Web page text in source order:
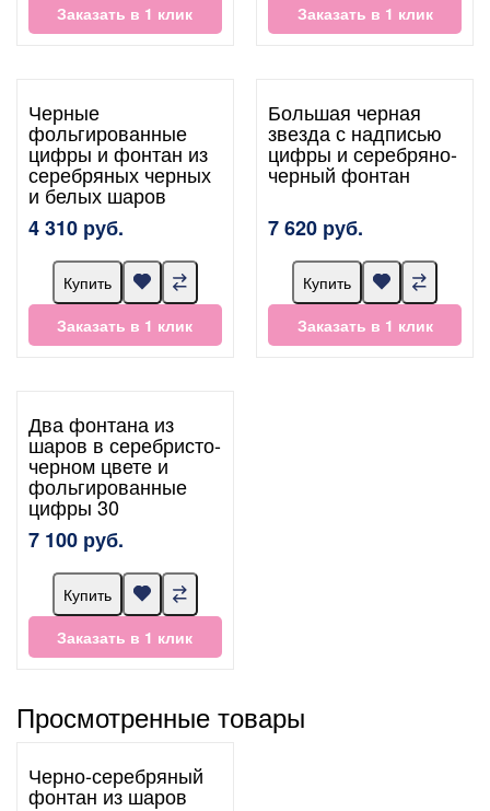
Заказать в 1 клик
Заказать в 1 клик
Черные
фольгированные
цифры и фонтан из
серебряных черных
и белых шаров
4 310 руб.
Купить
Заказать в 1 клик
Большая черная
звезда с надписью
цифры и серебряно-
черный фонтан
7 620 руб.
Купить
Заказать в 1 клик
Два фонтана из
шаров в серебристо-
черном цвете и
фольгированные
цифры 30
7 100 руб.
Купить
Заказать в 1 клик
Просмотренные товары
Черно-серебряный
фонтан из шаров